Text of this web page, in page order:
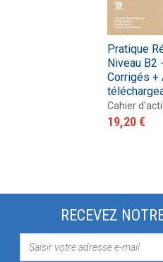
Pratique
Niveau B2
Corrigés +
Cahier
19,20 €
RECEVEZ